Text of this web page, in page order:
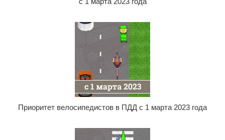
Приоритет велосипедистов в ПДД с 1 марта 2023 года